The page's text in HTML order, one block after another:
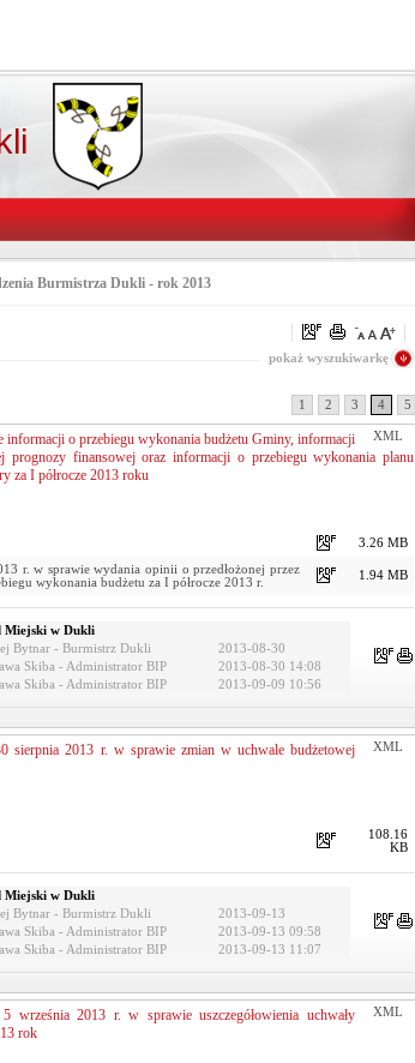
Burmistrza Dukli - rok 2013
pokaż wyszukiwarkę
1 2 3 4 5
XML
informacji o przebiegu wykonania budżetu Gminy, informacji
prognozy finansowej oraz informacji o przebiegu wykonania planu
za I półrocze 2013 roku
3.26 MB
r. w sprawie wydania opinii o przedłożonej przez
wykonania budżetu za I półrocze 2013 r.
1.94 MB
Miejski w Dukli
Bytnar - Burmistrz Dukli
2013-08-30
Skiba - Administrator BIP
2013-08-30 14:08
Skiba - Administrator BIP 2013-09-09 10:56
XML
sierpnia 2013 r. w sprawie zmian w uchwale budżetowej
108.16
KB
Miejski w Dukli
Bytnar - Burmistrz Dukli
2013-09-13
Skiba - Administrator BIP
2013-09-13 09:58
Skiba - Administrator BIP 2013-09-13 11:07
XML
września 2013 r. w sprawie uszczegółowienia uchwały
rok